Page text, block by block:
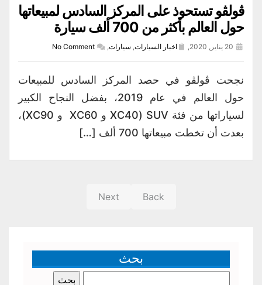
ڤولڤو تستحوذ على المركز السادس لمبيعاتها
حول العالم بأكثر من 700 ألف سيارة
اخبار السيارات, سيارات,
No Comment
نجحت ڤولڤو في حصد المركز السادس للمبيعات
حول العالم في عام 2019، بفضل النجاح الكبير
لسياراتها من فئة SUV (XC40 و XC60 و XC90)،
بعدت أن تخطت مبيعاتها 700 ألف […]
Back
Next
بحث